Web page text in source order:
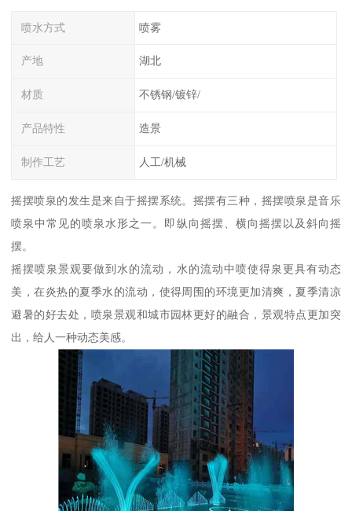
喷水方式 喷雾
产地 湖北
材质 不锈钢/镀锌/
产品特性 造景
制作工艺 人工/机械
摇摆喷泉的发生是来自于摇摆系统。摇摆有三种，摇摆喷泉是音乐
喷泉中常见的喷泉水形之一。即纵向摇摆、横向摇摆以及斜向摇
摆。
摇摆喷泉景观要做到水的流动，水的流动中喷使得泉更具有动态
美，在炎热的夏季水的流动，使得周围的环境更加清爽，夏季清凉
避暑的好去处，喷泉景观和城市园林更好的融合，景观特点更加突
出，给人一种动态美感。